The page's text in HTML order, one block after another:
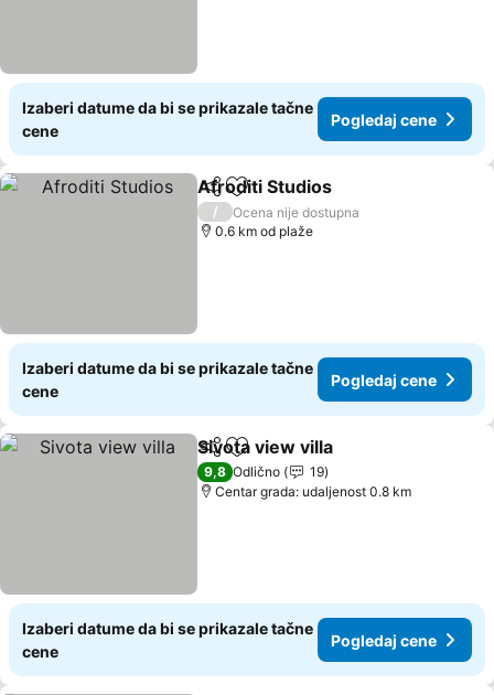
Izaberi datume da bi se prikazale tačne
cene
Pogledaj cene
Deli Dodati u favorite
Afroditi Studios
/
Ocena nije dostupna
0.6 km od plaže
Izaberi datume da bi se prikazale tačne
cene
Pogledaj cene
Deli Dodati u favorite
Sivota view villa
9,8 Odlično
19
Centar grada: udaljenost 0.8 km
Izaberi datume da bi se prikazale tačne
cene
Pogledaj cene